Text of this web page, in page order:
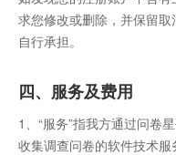
求您修改或删除，并保留
自行承担。
四、服务及费用
1、“服务”指我方通过问卷
收集调查问卷的软件技术